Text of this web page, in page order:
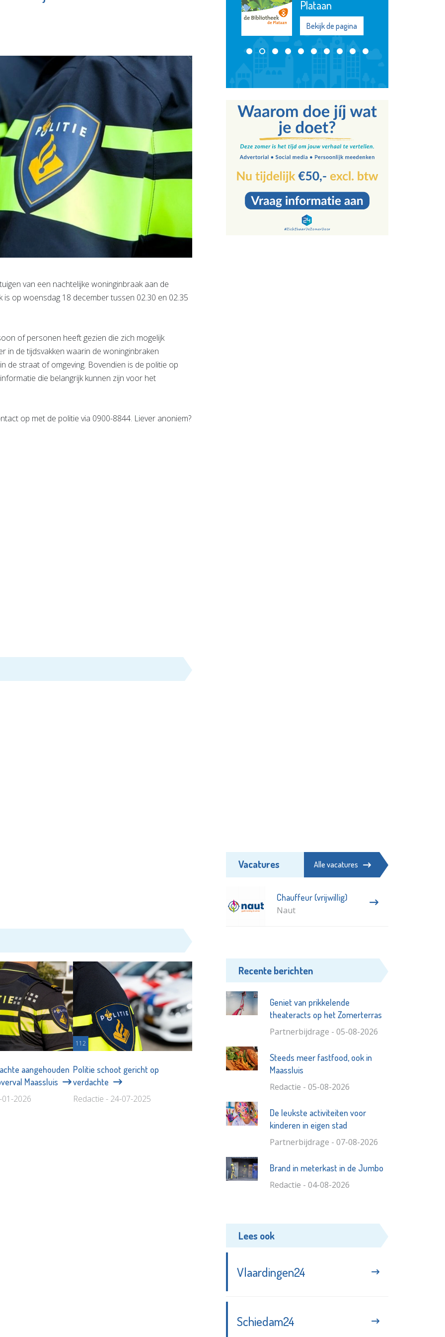
van een nachtelijke woninginbraak aan de
op woensdag 18 december tussen 02.30 en 02.35
of personen heeft gezien die zich mogelijk
in de tijdsvakken waarin de woninginbraken
de straat of omgeving. Bovendien is de politie op
die belangrijk kunnen zijn voor het
op met de politie via 0900-8844. Liever anoniem?
aangehouden
Maassluis
01-2026
112
Politie schoot gericht op
verdachte
Redactie - 24-07-2025
OproepCentrale
Bekijk de pagina
Vacatures Alle vacatures
Chauffeur (vrijwillig)
Naut
Recente berichten
Geniet van prikkelende
theateracts op het Zomerterras
Partnerbijdrage - 05-08-2026
Steeds meer fastfood, ook in
Maassluis
Redactie - 05-08-2026
De leukste activiteiten voor
kinderen in eigen stad
Partnerbijdrage - 07-08-2026
Brand in meterkast in de Jumbo
Redactie - 04-08-2026
Lees ook
Vlaardingen24
Schiedam24